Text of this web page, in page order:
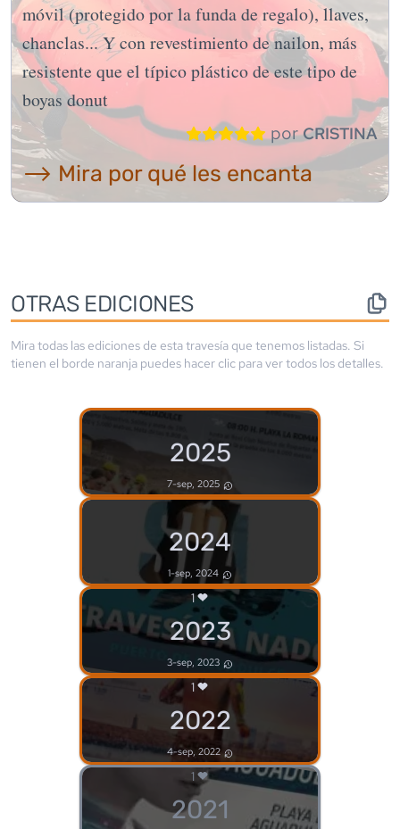
móvil (protegido por la funda de regalo), llaves,
chanclas... Y con revestimiento de nailon, más
resistente que el típico plástico de este tipo de
boyas donut
porCRISTINA
⟶ Mira por qué les encanta
OTRAS EDICIONES
Mira todas las ediciones de esta travesía que tenemos listadas. Si
tienen el borde naranja puedes hacer clic para ver todos los detalles.
2025
7-sep, 2025
2024
1-sep, 2024
1
2023
3-sep, 2023
1
2022
4-sep, 2022
1
2021